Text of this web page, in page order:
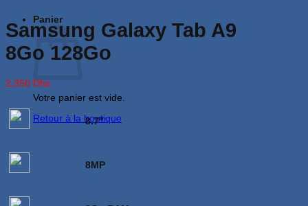
Panier
Votre panier est vide.
Retour à la boutique
Samsung Galaxy Tab A9
8Go 128Go
2,350 Dhs
8.7″
8MP